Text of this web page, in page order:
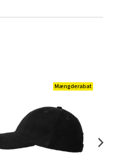
Mængderabat